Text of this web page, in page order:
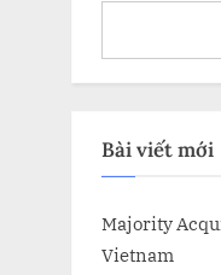
Bài viết mới
Majority
Vietnam